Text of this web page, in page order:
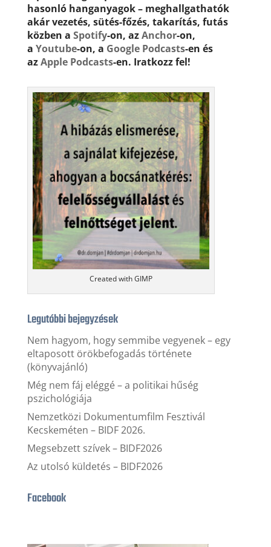
hasonló hanganyagok – meghallgathatók
akár vezetés, sütés-főzés, takarítás, futás
közben a Spotify-on, azAnchor-on,
a Youtube-on, a Google Podcasts-en és
azApple Podcasts-en. Iratkozz fel!
Created with GIMP
Legutóbbi bejegyzések
Nem hagyom, hogy semmibe vegyenek – egy
eltaposott örökbefogadás története
(könyvajánló)
Még nem fáj eléggé – a politikai hűség
pszichológiája
Nemzetközi Dokumentumfilm Fesztivál
Kecskeméten – BIDF 2026.
Megsebzett szívek – BIDF2026
Az utolsó küldetés – BIDF2026
Facebook